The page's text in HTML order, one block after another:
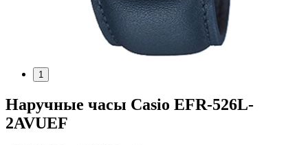
1
Наручные часы Casio EFR-526L-
2AVUEF